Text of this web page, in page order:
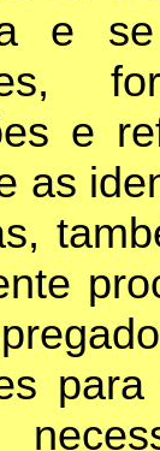
e
e
as